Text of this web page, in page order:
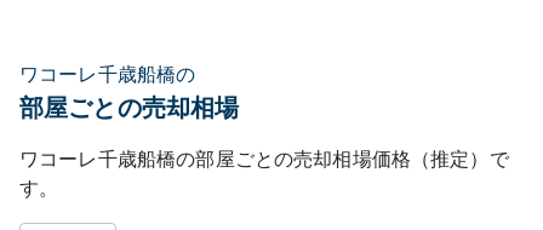
ワコーレ千歳船橋の
部屋ごとの売却相場
ワコーレ千歳船橋の部屋ごとの売却相場価格（推定）で
す。